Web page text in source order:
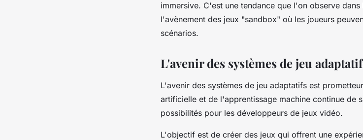
immersive. C'est une tendance que l'on observe dans
l'avènement des jeux "sandbox" où les joueurs
scénarios.
L'avenir des systèmes de jeu
L'avenir des systèmes de jeu adaptatifs est
artificielle et de l'apprentissage machine continue de
possibilités pour les développeurs de jeux vidéo.
L'objectif est de créer des jeux qui offrent une